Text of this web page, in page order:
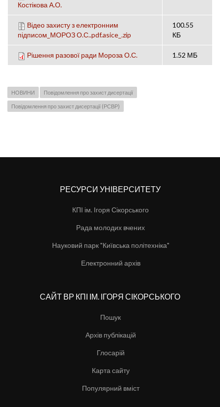
Костікова А.О.
Відео захисту з електронним
підписом_МОРОЗ О.С..pdf.asice_.zip
100.55
КБ
Рішення разової ради Мороза О.С. 1.52 МБ
НОВИНИ Повідомлення про захист дисертації
Повідомлення про захист дисертації (РСВР)
РЕСУРСИ УНІВЕРСИТЕТУ
КПІ ім. Ігоря Сікорського
Рада молодих вчених
Науковий парк "Київська політехніка"
Електронний архів
САЙТ ВР КПІ ІМ. ІГОРЯ СІКОРСЬКОГО
Пошук
Архів публікацій
Глосарій
Карта сайту
Популярний вміст